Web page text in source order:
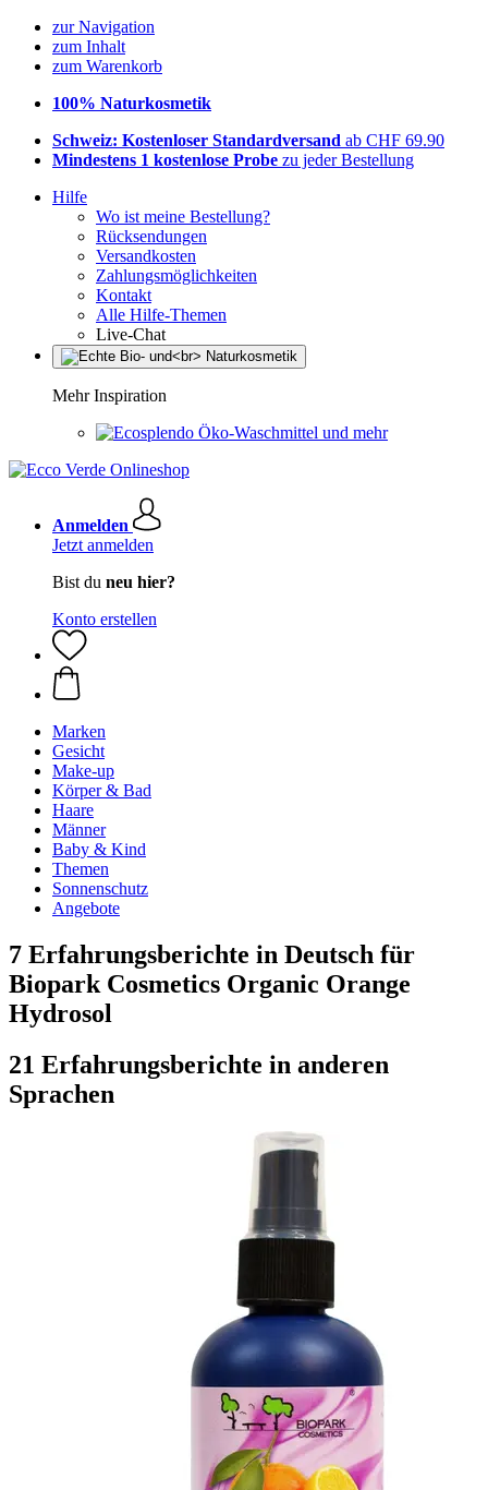
zur Navigation
zum Inhalt
zum Warenkorb
100% Naturkosmetik
Schweiz: Kostenloser Standardversand ab CHF 69.90
Mindestens 1 kostenlose Probe zu jeder Bestellung
Hilfe
Wo ist meine Bestellung?
Rücksendungen
Versandkosten
Zahlungsmöglichkeiten
Kontakt
Alle Hilfe-Themen
Live-Chat
Mehr Inspiration
Öko-Waschmittel und mehr
Anmelden
Jetzt anmelden
Bist du neu hier?
Konto erstellen
Marken
Gesicht
Make-up
Körper & Bad
Haare
Männer
Baby & Kind
Themen
Sonnenschutz
Angebote
7 Erfahrungsberichte in Deutsch für
Biopark Cosmetics Organic Orange
Hydrosol
21 Erfahrungsberichte in anderen
Sprachen